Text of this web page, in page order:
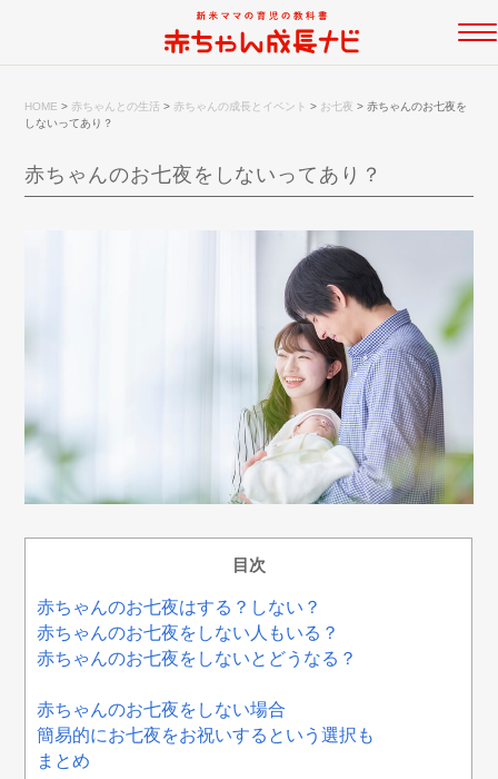
HOME > 赤ちゃんとの生活 > 赤ちゃんの成長とイベント > お七夜 >赤ちゃんのお七夜を
しないってあり？
赤ちゃんのお七夜をしないってあり？
目次
赤ちゃんのお七夜はする？しない？
赤ちゃんのお七夜をしない人もいる？
赤ちゃんのお七夜をしないとどうなる？
赤ちゃんのお七夜をしない場合
簡易的にお七夜をお祝いするという選択も
まとめ